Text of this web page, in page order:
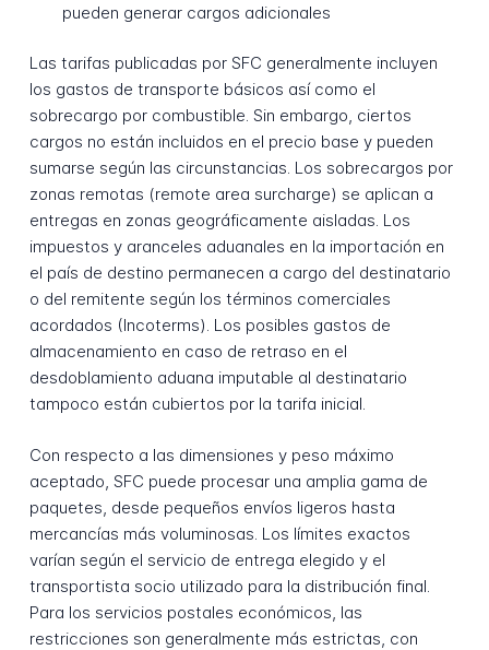
pueden generar cargos adicionales
Las tarifas publicadas por SFC generalmente incluyen
los gastos de transporte básicos así como el
sobrecargo por combustible. Sin embargo, ciertos
cargos no están incluidos en el precio base y pueden
sumarse según las circunstancias. Los sobrecargos por
zonas remotas (remote area surcharge) se aplican a
entregas en zonas geográficamente aisladas. Los
impuestos y aranceles aduanales en la importación en
el país de destino permanecen a cargo del destinatario
o del remitente según los términos comerciales
acordados (Incoterms). Los posibles gastos de
almacenamiento en caso de retraso en el
desdoblamiento aduana imputable al destinatario
tampoco están cubiertos por la tarifa inicial.
Con respecto a las dimensiones y peso máximo
aceptado, SFC puede procesar una amplia gama de
paquetes, desde pequeños envíos ligeros hasta
mercancías más voluminosas. Los límites exactos
varían según el servicio de entrega elegido y el
transportista socio utilizado para la distribución final.
Para los servicios postales económicos, las
restricciones son generalmente más estrictas, con